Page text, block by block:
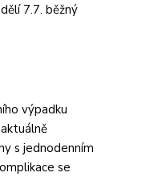
7.7. běžný
výpadku
s jednodenním
se